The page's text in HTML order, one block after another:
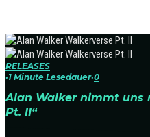
RELEASES
·1 Minute Lesedauer·0
Alan Walker nimmt uns
Pt. II“